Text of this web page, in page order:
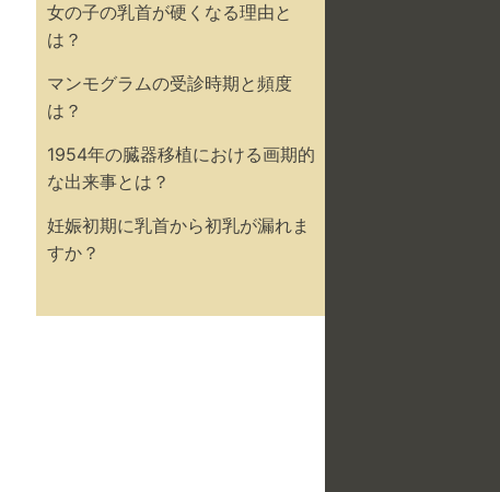
女の子の乳首が硬くなる理由と
は？
マンモグラムの受診時期と頻度
は？
1954年の臓器移植における画期的
な出来事とは？
妊娠初期に乳首から初乳が漏れま
すか？